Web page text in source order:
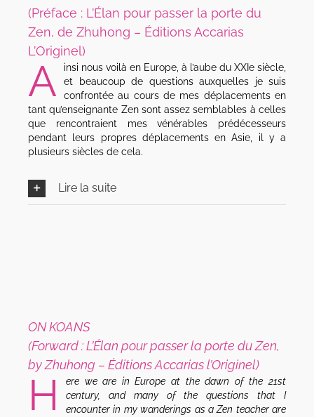
(Préface : L’Élan pour passer la porte du
Zen, de Zhuhong – Éditions Accarias
L’Originel)
A
insi nous voilà en Europe, à l’aube du XXIe siècle,
et beaucoup de questions auxquelles je suis
confrontée au cours de mes déplacements en
tant qu’enseignante Zen sont assez semblables à celles
que rencontraient mes vénérables prédécesseurs
pendant leurs propres déplacements en Asie, il y a
plusieurs siècles de cela.
Lire la suite
ON KOANS
(Forward : L’Élan pour passer la porte du Zen,
by Zhuhong – Éditions Accarias l’Originel)
H
ere we are in Europe at the dawn of the 21st
century, and many of the questions that I
encounter in my wanderings as a Zen teacher are